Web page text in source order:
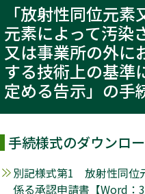
「放射性同位元
元素によって汚染
又は事業所の外に
する技術上の基準
定める告示」の手
手続様式のダウンロ
別記様式第1 放射性同位
係る承認申請書【Word ：